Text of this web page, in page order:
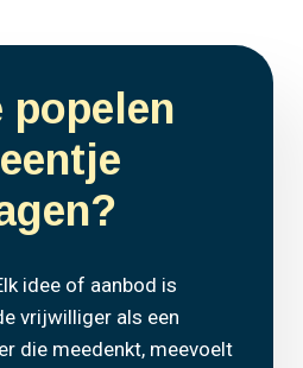
popelen
idee of aanbod is
vrijwilliger als een
die meedenkt, meevoelt